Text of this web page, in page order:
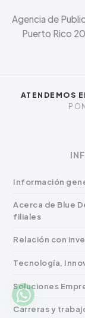
Agencia de
Puerto Rico
ATENDEMOS
Información
Acerca de Blue
filiales
Relación con
Tecnología,
Soluciones
Carreras y